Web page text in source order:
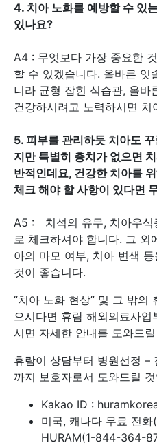
4. 치아 노화를 예방할 수 있
있나요?
A4 : 무엇보다 가장 중요한
할 수 있겠습니다. 올바른 잇
니라 균형 잡힌 식습관, 올바
건강하시려고 노력하시면 치
5. 피부를 관리하듯 치아도
지만 특별히 충치가 없으면
반적인데요, 건강한 치아를
체크 해야 할 사항이 있다면
A5 : 치석의 유무, 치아우식
로 체크하셔야 합니다. 그 외
아의 마모 여부, 치아 변색
것이 좋습니다.
“치아 노화 현상” 및 그 밖의
으시다면 휴람 해외의료사
시면 자세한 안내를 도와드
휴람이 상담부터 병원선정 –
까지 보호자로서 도와드릴
Kakao ID :
미국, 캐나다 무료 전
HURAM(1-844-364-